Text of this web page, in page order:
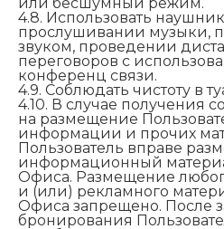
4.8. Использовать
прослушивании музыки,
звуком, проведении
переговоров с
конференц связи.
4.9. Соблюдать чистоту в
4.10. В случае получения
на размещение
информации и прочих
Пользователь вправе
информационный
Офиса. Размещение
и (или) рекламного
Офиса запрещено. После
бронирования